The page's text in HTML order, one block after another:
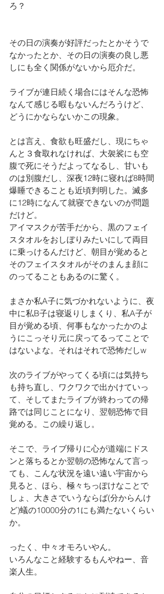
ろ？
その日の演奏が好評だったとかそうで
なかったとか、その日の演奏の良し悪
しにも全く関係がないから厄介だ。
ライブが連日続く場合にはそんな恐怖
なんて感じる暇もないんだろうけど、
どうにかならないかこの現象。
とは言え、食欲も旺盛だし、現にちゃ
んと３食取れなければ、大袈裟にも空
腹で死にそうだよってなるし、甘いも
のは別腹だし、深夜12時に寝れば8時間
爆睡できることも近頃判明した。滅多
に12時になんて就寝できないのが問題
だけど。
アイマスクが苦手だから、黒のフェイ
スタオルをおしぼりみたいにして両目
に乗っけるんだけど、朝目が覚めると
そのフェイスタオルがそのまんま顔に
のってることもあるのに驚く。
まさか私A子に気づかれないように、夜
中に私B子は寝返りしまくり、私A子が
目が覚める頃、何事もなかったかのよ
うにこっそり元に戻ってるってことで
はないよな。それはそれで恐怖だしw
次のライブがやってくる頃には気持ち
も持ち直し、ワクワクで出かけていっ
て、そしてまたライブが終わっての帰
路では同じことになり、翌朝恐怖で目
覚める。この繰り返し。
そこで、ライブ帰りに心が道端にドス
ンと落ちるとか翌朝の恐怖なんて言っ
ても、こんな状況を遠い遠い宇宙から
見ると、ほら、極々ちっぽけなことで
しょ、大きさでいうならば(分からんけ
ど)蟻の10000分の1にも満たないくらい
か。
ったく、中々オモろいやん。
いろんなこと経験するもんやねー、音
楽人生。